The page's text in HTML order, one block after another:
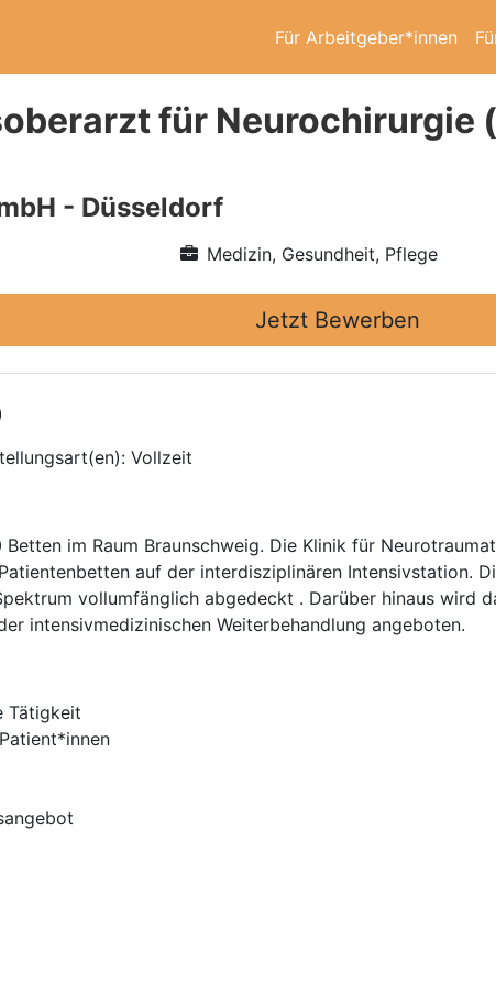
Für Arbeitgeber*innen
für Neurochirurgie
- Düsseldorf
Medizin, Gesundheit, Pflege
Jetzt Bewerben
Vollzeit
im Raum Braunschweig. Die Klinik für
auf der interdisziplinären Intensivstation.
vollumfänglich abgedeckt . Darüber hinaus wird
intensivmedizinischen Weiterbehandlung angeboten.
Tätigkeit